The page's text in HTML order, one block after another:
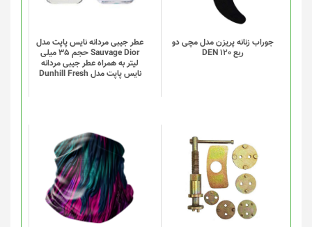
جوراب زنانه پریزن مدل مچی دو
ربع DEN 120
می
گزینه
ها
انتخاب
شوند
عطر جیبی مردانه نایس پاپت مدل
Sauvage Dior حجم 35 میلی
لیتر به همراه عطر جیبی مردانه
نایس پاپت مدل Dunhill Fresh
این
محصول
دارای
انواع
مختلفی
می